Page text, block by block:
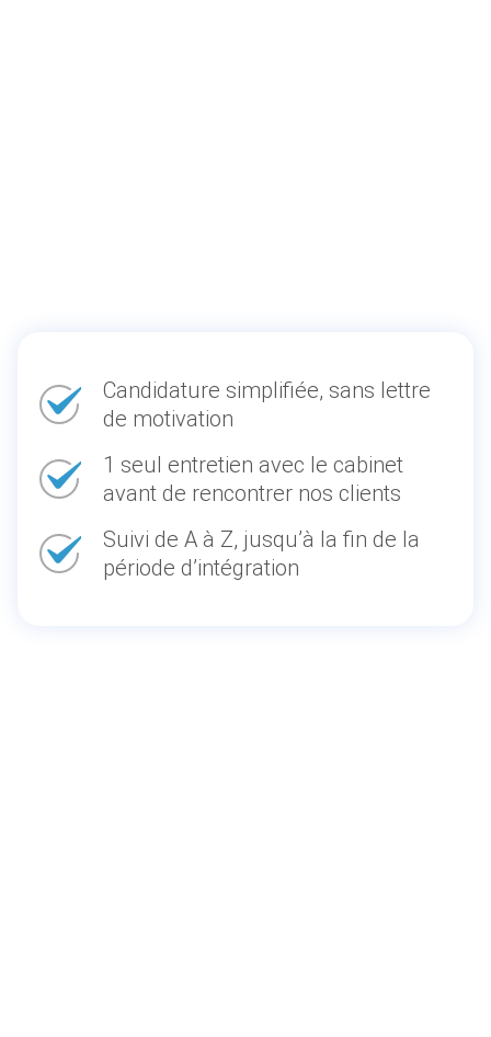
Candidature simplifiée, sans lettre
de motivation
1 seul entretien avec le cabinet
avant de rencontrer nos clients
Suivi de A à Z, jusqu’à la fin de la
période d’intégration